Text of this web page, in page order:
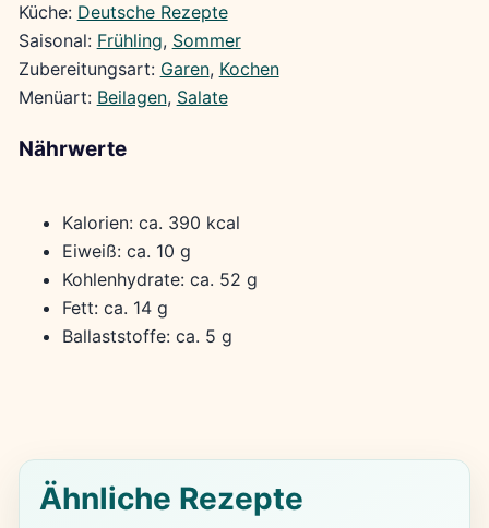
Küche: Deutsche Rezepte
Saisonal: Frühling, Sommer
Zubereitungsart: Garen, Kochen
Menüart: Beilagen, Salate
Nährwerte
Kalorien: ca. 390 kcal
Eiweiß: ca. 10 g
Kohlenhydrate: ca. 52 g
Fett: ca. 14 g
Ballaststoffe: ca. 5 g
Ähnliche Rezepte